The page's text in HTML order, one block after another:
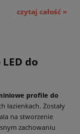
czytaj całość »
do
profile do
łazienkach. Zostały
na stworzenie
zachowaniu